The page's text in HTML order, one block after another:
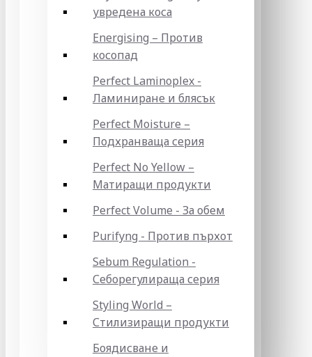
увредена коса
Energising – Против
косопад
Perfect Laminoplex -
Ламиниране и блясък
Perfect Moisture –
Подхранваща серия
Perfect No Yellow –
Матиращи продукти
Perfect Volume - За обем
Purifyng - Против пърхот
Sebum Regulation -
Себорегулираща серия
Styling World –
Стилизиращи продукти
Боядисване и